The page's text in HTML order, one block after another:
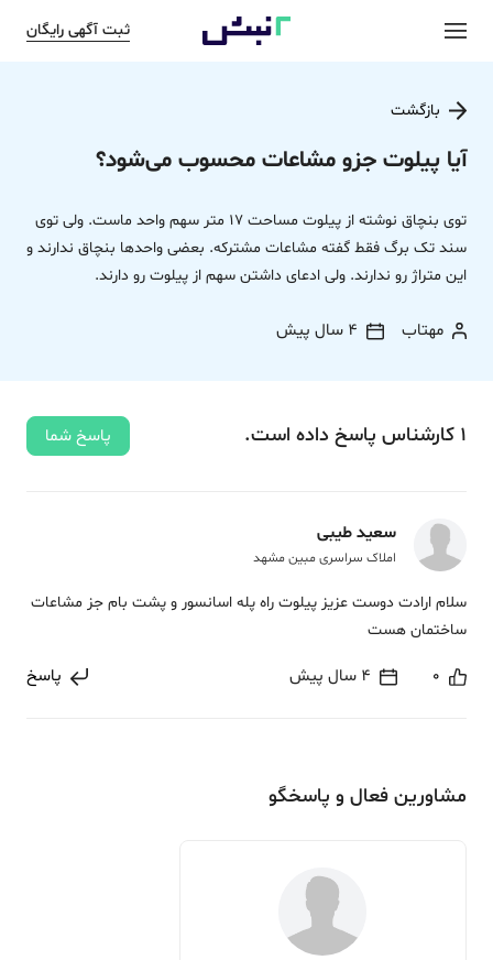
ثبت آگهی رایگان
بازگشت
آیا پیلوت جزو مشاعات محسوب می‌شود؟
توی بنچاق نوشته از پیلوت مساحت 17 متر سهم واحد ماست. ولی توی
سند تک برگ فقط گفته مشاعات مشترکه. بعضی واحدها بنچاق ندارند و
این متراژ رو ندارند. ولی ادعای داشتن سهم از پیلوت رو دارند.
مهتاب 4 سال پیش
1 کارشناس پاسخ داده‌ است. پاسخ شما
سعید طیبی
املاک سراسری مبین مشهد
سلام ارادت دوست عزیز پیلوت راه پله اسانسور و پشت بام جز مشاعات
ساختمان هست
0 4 سال پیش پاسخ
مشاورین فعال و پاسخگو